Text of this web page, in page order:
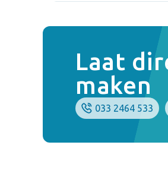
Laat
maken
033 2464 533